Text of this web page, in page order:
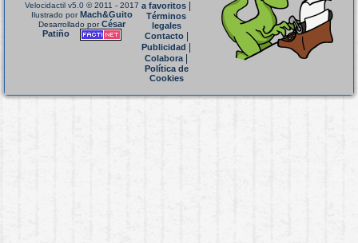
Velocidactil v5.0 © 2011 - 2017
Ilustrado porMach&Guito
Desarrollado porCésar
Patiño
a favoritos
Términos
legales
Contacto|
Publicidad
Colabora|
Política de
Cookies